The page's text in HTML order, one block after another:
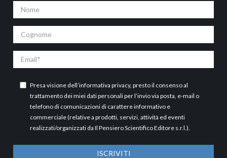
Nome
Cognome
Email
Presa visione dell’informativa privacy, presto il consenso al
trattamento dei miei dati personali per l’invio via posta, e-mail o
telefono di comunicazioni di carattere informativo e
commerciale (relative a prodotti, servizi, attività ed eventi
realizzati/organizzati da Il Pensiero Scientifico Editore s.r.l.).
ISCRIVITI